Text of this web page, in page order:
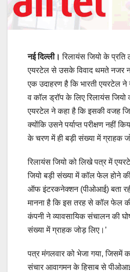
नई दिल्ली। रिलायंस जियो के प्रति
एयरटेल से उसके विवाद थमते नजर
एक उदाहरण है कि भारती एयरटेल ने
व कॉल ड्रॉप के लिए रिलायंस जियो
एयरटेल ने कहा है कि इसकी वजह
क्‍योंकि उसने पर्याप्त परीक्षण नहीं
के चरण में ही बड़ी संख्या में ग्राहक
रिलायंस जियो को लिखे पत्र में
जियो बड़ी संख्या में कॉल फेल होने की
ऑफ इंटरकनेक्शन (पीओआई) बता
मानना है कि इस तरह से कॉल फेल
कंपनी ने व्‍यावसायिक संचालन की
संख्या में ग्राहक जोड़ लिए।’
पत्र मंगलवार को भेजा गया, जिसमें
संचार आवागमन के हिसाब से